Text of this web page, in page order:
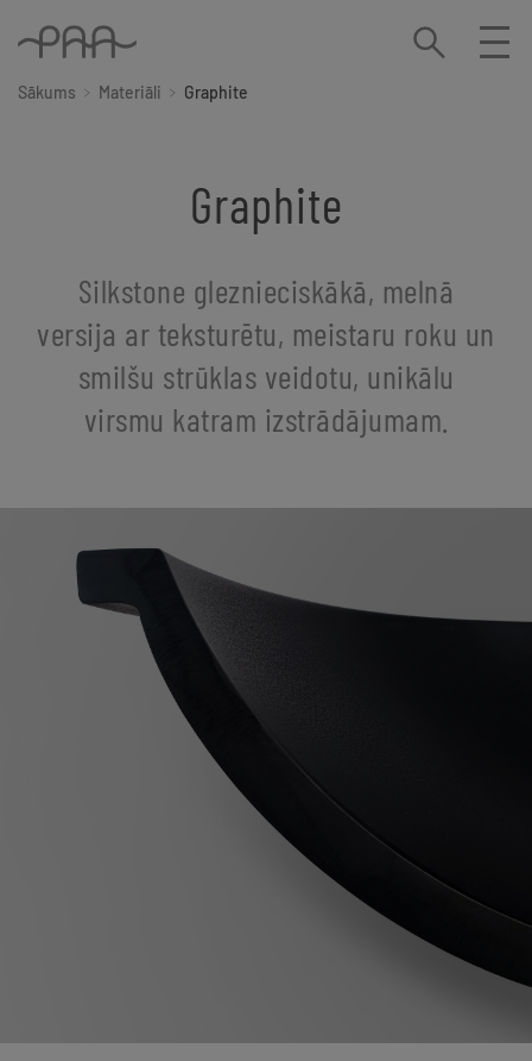
Sākums Materiāli Graphite
Graphite
Silkstone gleznieciskākā, melnā
versija ar teksturētu, meistaru roku un
smilšu strūklas veidotu, unikālu
virsmu katram izstrādājumam.